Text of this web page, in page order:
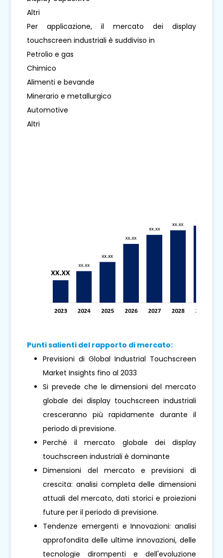
Altri
Per applicazione, il mercato dei display
touchscreen industriali è suddiviso in
Petrolio e gas
Chimico
Alimenti e bevande
Minerario e metallurgico
Automotive
Altri
Punti salienti del rapporto di mercato:
Previsioni di Global Industrial Touchscreen
Market Insights fino al 2033
Si prevede che le dimensioni del mercato
globale dei display touchscreen industriali
cresceranno più rapidamente durante il
periodo di previsione.
Perché il mercato globale dei display
touchscreen industriali è dominante
Dimensioni del mercato e previsioni di
crescita: analisi completa delle dimensioni
attuali del mercato, dati storici e proiezioni
future per il periodo di previsione.
Tendenze emergenti e Innovazioni: analisi
approfondita delle ultime innovazioni, delle
tecnologie dirompenti e dell'evoluzione